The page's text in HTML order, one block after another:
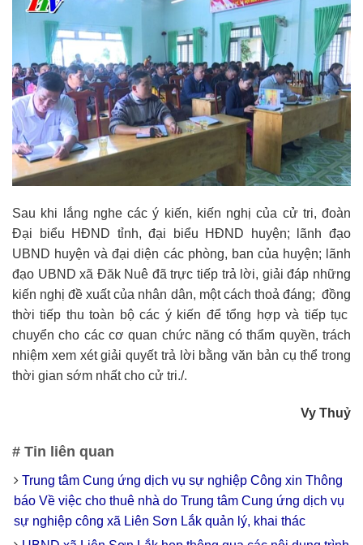
Sau khi lắng nghe các ý kiến, kiến nghị của cử tri, đoàn
Đại biểu HĐND tỉnh, đại biểu HĐND huyện; lãnh đạo
UBND huyện và đại diện các phòng, ban của huyện; lãnh
đạo UBND xã Đăk Nuê đã trực tiếp trả lời, giải đáp những
kiến nghị đề xuất của nhân dân, một cách thoả đáng; đồng
thời tiếp thu toàn bộ các ý kiến để tổng hợp và tiếp tục
chuyển cho các cơ quan chức năng có thẩm quyền, trách
nhiệm xem xét giải quyết trả lời bằng văn bản cụ thể trong
thời gian sớm nhất cho cử tri./.
Vy Thuỷ
# Tin liên quan
Trung tâm Cung ứng dịch vụ sự nghiệp Công xin Thông
báo Về việc cho thuê nhà do Trung tâm Cung ứng dịch vụ
sự nghiệp công xã Liên Sơn Lắk quản lý, khai thác